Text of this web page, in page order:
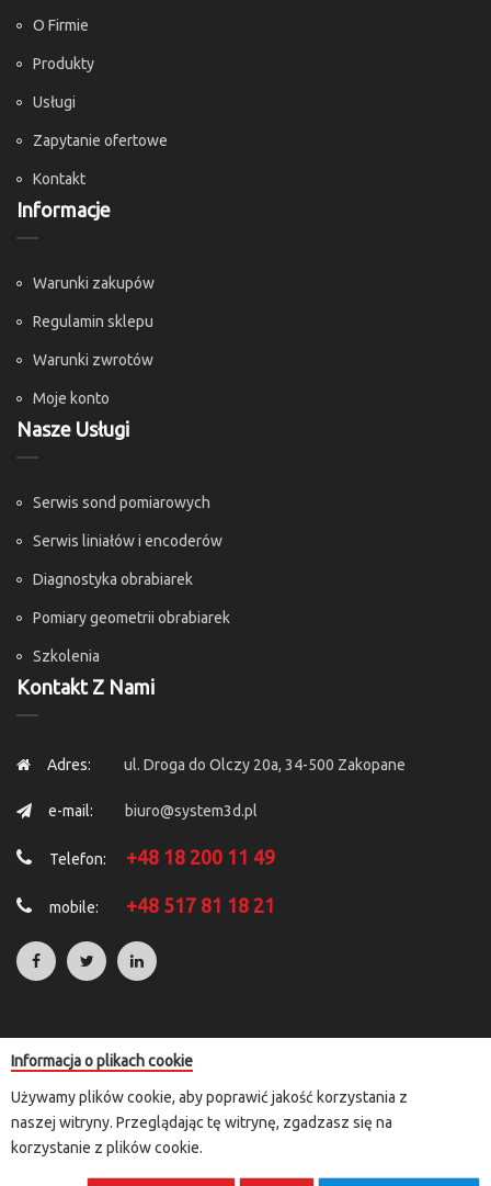
O Firmie
Produkty
Usługi
Zapytanie ofertowe
Kontakt
Informacje
Warunki zakupów
Regulamin sklepu
Warunki zwrotów
Moje konto
Nasze Usługi
Serwis sond pomiarowych
Serwis liniałów i encoderów
Diagnostyka obrabiarek
Pomiary geometrii obrabiarek
Szkolenia
Kontakt Z Nami
Adres: ul. Droga do Olczy 20a, 34-500 Zakopane
e-mail: biuro@system3d.pl
Telefon: +48 18 200 11 49
mobile: +48 517 81 18 21
Rozliczenia transakcji kartą płatniczą i e-przelewem przeprowadzane
są za pośrednictwem przelewy24.pl lub paypal
Informacja o plikach cookie
Używamy plików cookie, aby poprawić jakość korzystania z
naszej witryny. Przeglądając tę witrynę, zgadzasz się na
korzystanie z plików cookie.